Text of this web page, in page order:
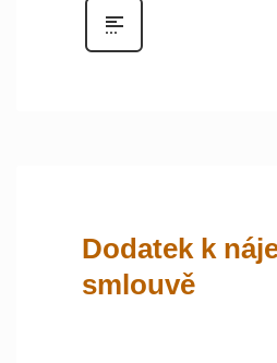
Dodatek k
smlouvě